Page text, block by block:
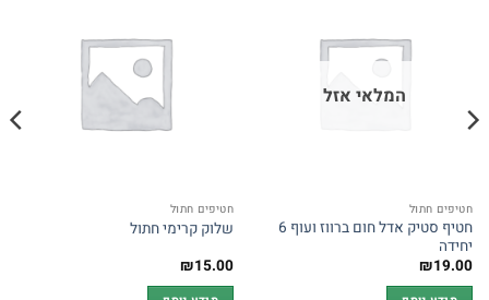
המלאי אזל
חטיפים חתול
חטיף סטיק אדל חום ברווז ועוף 6
יחידה
₪19.00
חטיפים חתול
שלוק קרימי חתול
₪15.00